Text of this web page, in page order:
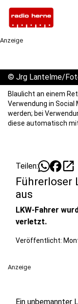
Anzeige
© Jrg Lantelme/
Blaulicht an einem
Verwendung in Social
werden; bei
diese automatisch
Teilen: open_in_new
Führerloser
aus
LKW-Fahrer
verletzt.
Veröffentlicht:
Anzeige
Ein unbemannter